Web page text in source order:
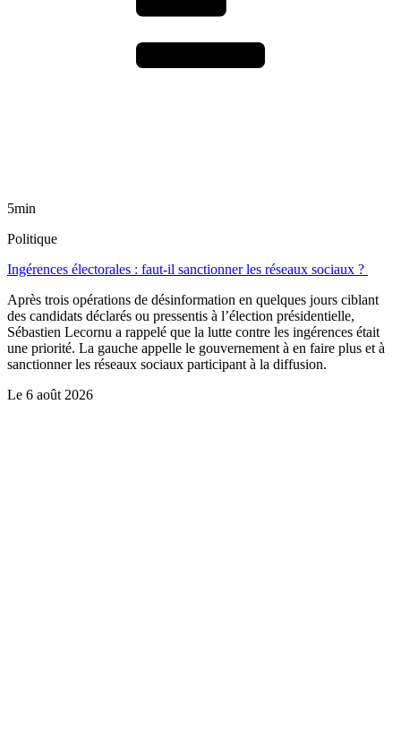
5min
Politique
Ingérences électorales : faut-il sanctionner les réseaux sociaux ?
Après trois opérations de désinformation en quelques jours ciblant
des candidats déclarés ou pressentis à l’élection présidentielle,
Sébastien Lecornu a rappelé que la lutte contre les ingérences était
une priorité. La gauche appelle le gouvernement à en faire plus et à
sanctionner les réseaux sociaux participant à la diffusion.
Le 6 août 2026